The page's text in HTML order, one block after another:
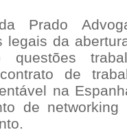
Prado
legais da
questões
de
na
de